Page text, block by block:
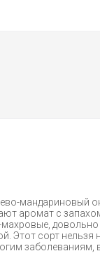
мандариновый
аромат с
довольно
Этот сорт нельзя
заболеваниям,